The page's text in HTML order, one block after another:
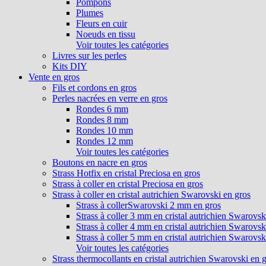
Pompons
Plumes
Fleurs en cuir
Noeuds en tissu
Voir toutes les catégories
Livres sur les perles
Kits DIY
Vente en gros
Fils et cordons en gros
Perles nacrées en verre en gros
Rondes 6 mm
Rondes 8 mm
Rondes 10 mm
Rondes 12 mm
Voir toutes les catégories
Boutons en nacre en gros
Strass Hotfix en cristal Preciosa en gros
Strass à coller en cristal Preciosa en gros
Strass à coller en cristal autrichien Swarovski en gros
Strass à collerSwarovski 2 mm en gros
Strass à coller 3 mm en cristal autrichien
Strass à coller 4 mm en cristal autrichien
Strass à coller 5 mm en cristal autrichien
Voir toutes les catégories
Strass thermocollants en cristal autrichien Swarovski en